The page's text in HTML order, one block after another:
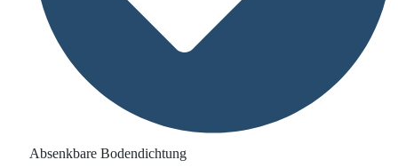
Absenkbare Bodendichtung